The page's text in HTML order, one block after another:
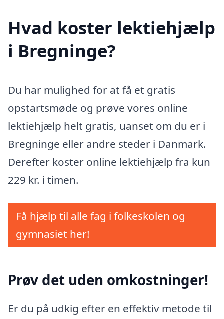
Hvad koster lektiehjælp
i Bregninge?
Du har mulighed for at få et gratis
opstartsmøde og prøve vores online
lektiehjælp helt gratis, uanset om du er i
Bregninge eller andre steder i Danmark.
Derefter koster online lektiehjælp fra kun
229 kr. i timen.
Få hjælp til alle fag i folkeskolen og
gymnasiet her!
Prøv det uden omkostninger!
Er du på udkig efter en effektiv metode til